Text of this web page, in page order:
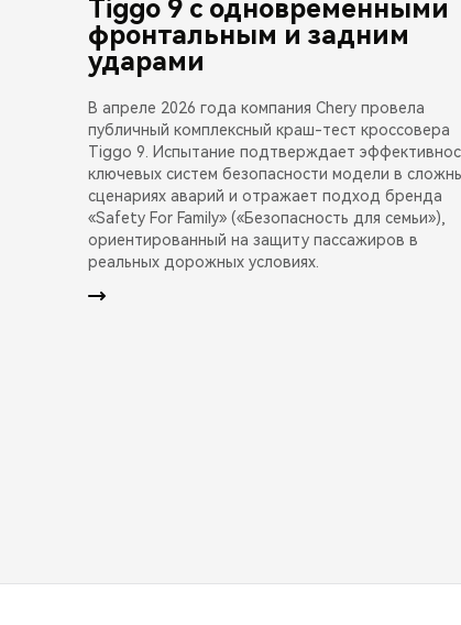
Tiggo 9 с одновременными
фронтальным и задним
ударами
В апреле 2026 года компания Chery провела
публичный комплексный краш-тест кроссовера
Tiggo 9. Испытание подтверждает
ключевых систем безопасности модели в
сценариях аварий и отражает подход бренда
«Safety For Family» («Безопасность для семьи»),
ориентированный на защиту пассажиров в
реальных дорожных условиях.